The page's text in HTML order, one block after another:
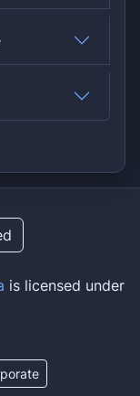
is licensed under